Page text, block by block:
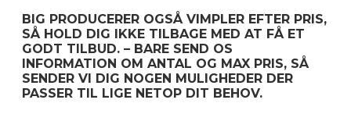
BIG PRODUCERER OGSÅ VIMPLER EFTER PRIS,
SÅ HOLD DIG IKKE TILBAGE MED AT FÅ ET
GODT TILBUD. – BARE SEND OS
INFORMATION OM ANTAL OG MAX PRIS, SÅ
SENDER VI DIG NOGEN MULIGHEDER DER
PASSER TIL LIGE NETOP DIT BEHOV.